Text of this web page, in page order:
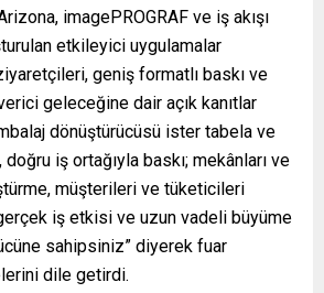
imagePROGRAF ve iş akışı
etkileyici uygulamalar
geniş formatlı baskı ve
geleceğine dair açık kanıtlar
dönüştürücüsü ister tabela ve
iş ortağıyla baskı; mekânları ve
müşterileri ve tüketicileri
iş etkisi ve uzun vadeli büyüme
sahipsiniz” diyerek fuar
dile getirdi.